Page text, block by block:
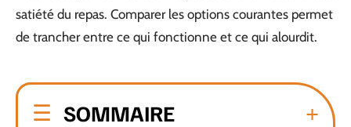
satiété du repas. Comparer les options courantes permet
de trancher entre ce qui fonctionne et ce qui alourdit.
SOMMAIRE